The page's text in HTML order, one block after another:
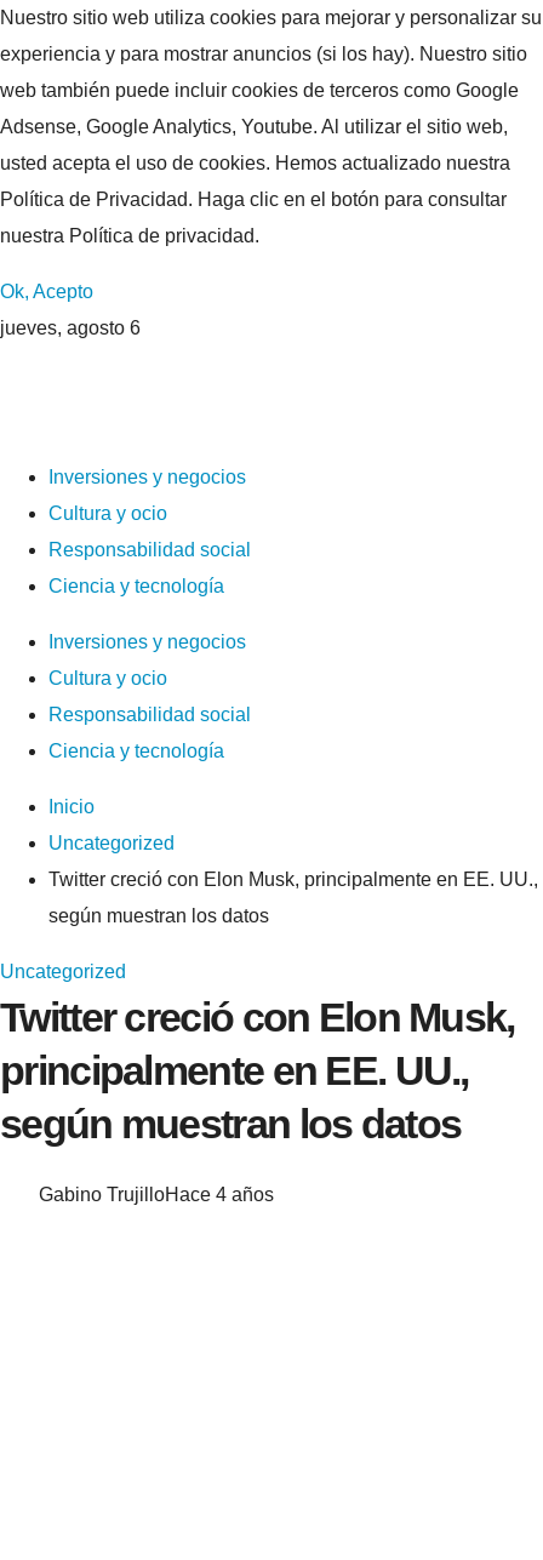
Nuestro sitio web utiliza cookies para mejorar y personalizar su
experiencia y para mostrar anuncios (si los hay). Nuestro sitio
web también puede incluir cookies de terceros como Google
Adsense, Google Analytics, Youtube. Al utilizar el sitio web,
usted acepta el uso de cookies. Hemos actualizado nuestra
Política de Privacidad. Haga clic en el botón para consultar
nuestra Política de privacidad.
Ok, Acepto
jueves, agosto 6
Inversiones y negocios
Cultura y ocio
Responsabilidad social
Ciencia y tecnología
Inversiones y negocios
Cultura y ocio
Responsabilidad social
Ciencia y tecnología
Inicio
Uncategorized
Twitter creció con Elon Musk, principalmente en EE. UU.,
según muestran los datos
Uncategorized
Twitter creció con Elon Musk,
principalmente en EE. UU.,
según muestran los datos
Gabino TrujilloHace 4 años